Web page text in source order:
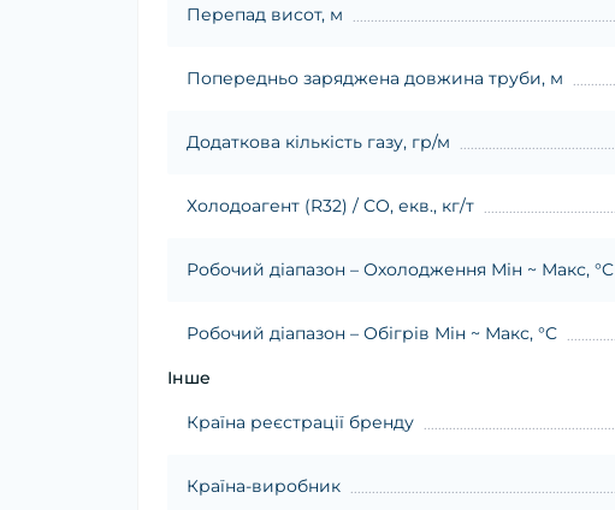
Перепад висот, м
Попередньо заряджена довжина труби, м
Додаткова кількість газу, гр/м
Холодоагент (R32) / CO, екв., кг/т
Робочий діапазон – Охолодження Мін ~ Макс, °C
Робочий діапазон – Обігрів Мін ~ Макс, °C
Інше
Країна реєстрації бренду
Країна-виробник